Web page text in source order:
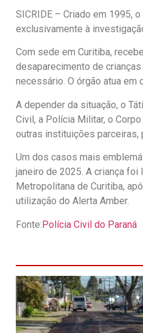
SICRIDE – Criado em 1995, o
exclusivamente à
Com sede em Curitiba,
desaparecimento de
necessário. O órgão atua
A depender da situação, o
Civil, a Polícia Militar, o
outras instituições parceiras,
Um dos casos mais
janeiro de 2025. A criança foi
Metropolitana de Curitiba,
utilização do Alerta Amber.
Fonte:Polícia Civil do Paraná